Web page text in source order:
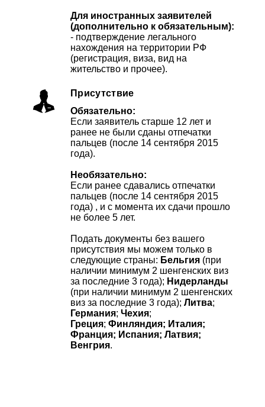
Для иностранных заявителей
(дополнительно к обязательным):
- подтверждение легального
нахождения на территории РФ
(регистрация, виза, вид на
жительство и прочее).
Присутствие
Обязательно:
Если заявитель старше 12 лет и
ранее не были сданы отпечатки
пальцев (после 14 сентября 2015
года).
Необязательно:
Если ранее сдавались отпечатки
пальцев (после 14 сентября 2015
года) , и с момента их сдачи прошло
не более 5 лет.
Подать документы без вашего
присутствия мы можем только в
следующие страны: Бельгия (при
наличии минимум 2 шенгенских виз
за последние 3 года); Нидерланды
(при наличии минимум 2 шенгенских
виз за последние 3 года); Литва;
Германия; Чехия;
Греция; Финляндия; Италия;
Франция; Испания; Латвия;
Венгрия.